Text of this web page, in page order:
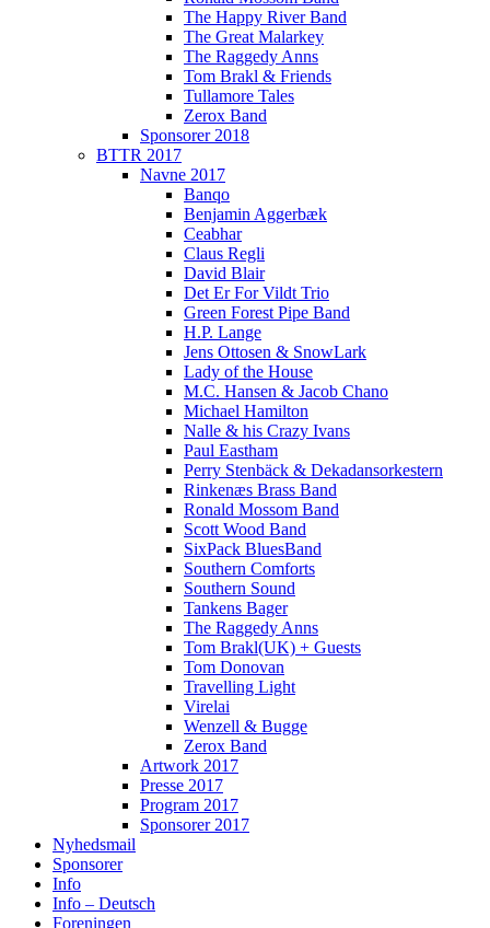
The Happy River Band
The Great Malarkey
The Raggedy Anns
Tom Brakl & Friends
Tullamore Tales
Zerox Band
Sponsorer 2018
BTTR 2017
Navne 2017
Banqo
Benjamin Aggerbæk
Ceabhar
Claus Regli
David Blair
Det Er For Vildt Trio
Green Forest Pipe Band
H.P. Lange
Jens Ottosen & SnowLark
Lady of the House
M.C. Hansen & Jacob Chano
Michael Hamilton
Nalle & his Crazy Ivans
Paul Eastham
Perry Stenbäck & Dekadansorkestern
Rinkenæs Brass Band
Ronald Mossom Band
Scott Wood Band
SixPack BluesBand
Southern Comforts
Southern Sound
Tankens Bager
The Raggedy Anns
Tom Brakl(UK) + Guests
Tom Donovan
Travelling Light
Virelai
Wenzell & Bugge
Zerox Band
Artwork 2017
Presse 2017
Program 2017
Sponsorer 2017
Nyhedsmail
Sponsorer
Info
Info – Deutsch
Foreningen